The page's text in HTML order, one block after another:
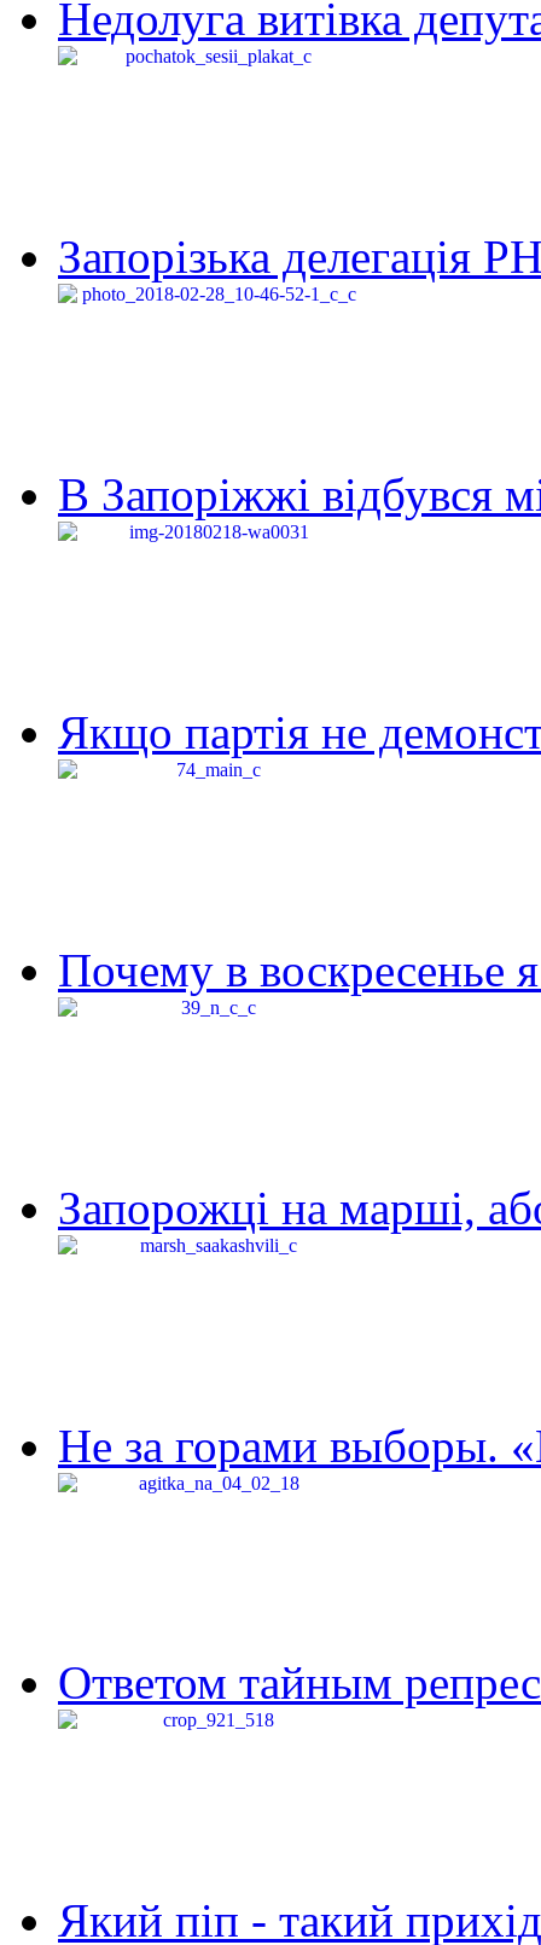
Недолуга витівка
Запорізька делегація
В Запоріжжі відбувся
Якщо партія не
Почему в воскресенье
Запорожці на марші,
Не за горами выборы.
Ответом тайным
Який піп - такий